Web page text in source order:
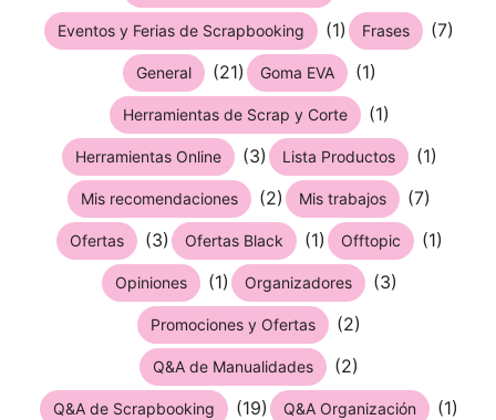
Eventos y Ferias de Scrapbooking (1) Frases (7)
General (21) Goma EVA (1)
Herramientas de Scrap y Corte (1)
Herramientas Online (3) Lista Productos (1)
Mis recomendaciones (2) Mis trabajos (7)
Ofertas (3) Ofertas Black (1) Offtopic (1)
Opiniones (1) Organizadores (3)
Promociones y Ofertas (2)
Q&A de Manualidades (2)
Q&A de Scrapbooking (19) Q&A Organización (1)